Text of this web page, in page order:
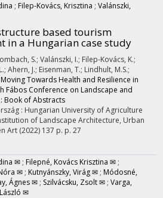
; Filep-Kovács, Krisztina ; Valánszki,
based tourism
in a Hungarian case study
S.; Valánszki, I.; Filep-Kovács, K.;
Ahern, J.; Eisenman, T.; Lindhult, M.S.;
Moving Towards Health and Resilience in
Fábos Conference on Landscape and
Book of Abstracts
: Hungarian University of Agriculture
of Landscape Architecture, Urban
Art (2022) 137 p. p. 27
✉ ; Filepné, Kovács Krisztina ✉ ;
✉ ; Kutnyánszky, Virág ✉ ; Módosné,
Ágnes ✉ ; Szilvácsku, Zsolt ✉ ; Varga,
✉